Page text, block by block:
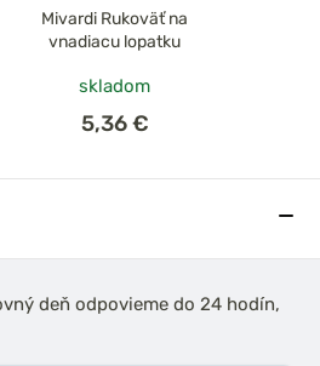
Mivardi Rukoväť na
vnadiacu lopatku
skladom
5,36 €
deň odpovieme do 24 hodín,